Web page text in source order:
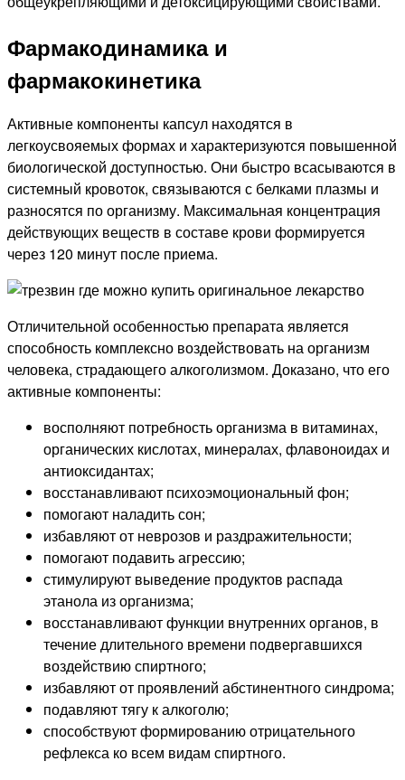
Фармакодинамика и
фармакокинетика
Активные компоненты капсул находятся в
легкоусвояемых формах и характеризуются повышенной
биологической доступностью. Они быстро всасываются в
системный кровоток, связываются с белками плазмы и
разносятся по организму. Максимальная концентрация
действующих веществ в составе крови формируется
через 120 минут после приема.
Отличительной особенностью препарата является
способность комплексно воздействовать на организм
человека, страдающего алкоголизмом. Доказано, что его
активные компоненты:
восполняют потребность организма в витаминах,
органических кислотах, минералах, флавоноидах и
антиоксидантах;
восстанавливают психоэмоциональный фон;
помогают наладить сон;
избавляют от неврозов и раздражительности;
помогают подавить агрессию;
стимулируют выведение продуктов распада
этанола из организма;
восстанавливают функции внутренних органов, в
течение длительного времени подвергавшихся
воздействию спиртного;
избавляют от проявлений абстинентного синдрома;
подавляют тягу к алкоголю;
способствуют формированию отрицательного
рефлекса ко всем видам спиртного.